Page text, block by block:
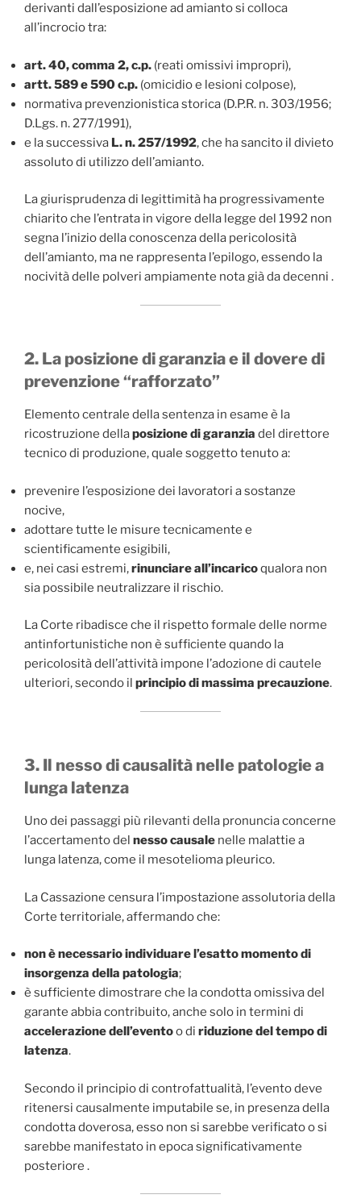
derivanti dall’esposizione ad amianto si colloca
all’incrocio tra:
art. 40, comma 2, c.p. (reati omissivi impropri),
artt. 589 e 590 c.p. (omicidio e lesioni colpose),
normativa prevenzionistica storica (D.P.R. n. 303/1956;
D.Lgs. n. 277/1991),
e la successiva L. n. 257/1992, che ha sancito il divieto
assoluto di utilizzo dell’amianto.
La giurisprudenza di legittimità ha progressivamente
chiarito che l’entrata in vigore della legge del 1992 non
segna l’inizio della conoscenza della pericolosità
dell’amianto, ma ne rappresenta l’epilogo, essendo la
nocività delle polveri ampiamente nota già da decenni .
2. La posizione di garanzia e il dovere di
prevenzione “rafforzato”
Elemento centrale della sentenza in esame è la
ricostruzione dellaposizione di garanzia del direttore
tecnico di produzione, quale soggetto tenuto a:
prevenire l’esposizione dei lavoratori a sostanze
nocive,
adottare tutte le misure tecnicamente e
scientificamente esigibili,
e, nei casi estremi,rinunciare all’incaricoqualora non
sia possibile neutralizzare il rischio.
La Corte ribadisce che il rispetto formale delle norme
antinfortunistiche non è sufficiente quando la
pericolosità dell’attività impone l’adozione di cautele
ulteriori, secondo il principio di massima precauzione.
3. Il nesso di causalità nelle patologie a
lunga latenza
Uno dei passaggi più rilevanti della pronuncia concerne
l’accertamento del nesso causale nelle malattie a
lunga latenza, come il mesotelioma pleurico.
La Cassazione censura l’impostazione assolutoria della
Corte territoriale, affermando che:
non è necessario individuare l’esatto momento di
insorgenza della patologia;
è sufficiente dimostrare che la condotta omissiva del
garante abbia contribuito, anche solo in termini di
accelerazione dell’eventoo di riduzione del tempo di
latenza.
Secondo il principio di controfattualità, l’evento deve
ritenersi causalmente imputabile se, in presenza della
condotta doverosa, esso non si sarebbe verificato o si
sarebbe manifestato in epoca significativamente
posteriore .